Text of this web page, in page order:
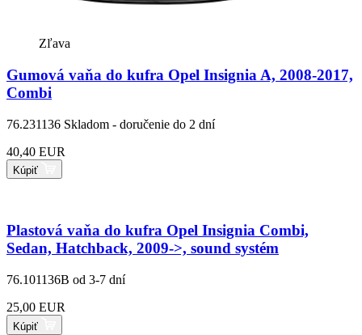
Zľava
Gumová vaňa do kufra Opel Insignia A, 2008-2017,
Combi
76.231136 Skladom - doručenie do 2 dní
40,40 EUR
Kúpiť
Plastová vaňa do kufra Opel Insignia Combi,
Sedan, Hatchback, 2009->, sound systém
76.101136B od 3-7 dní
25,00 EUR
Kúpiť